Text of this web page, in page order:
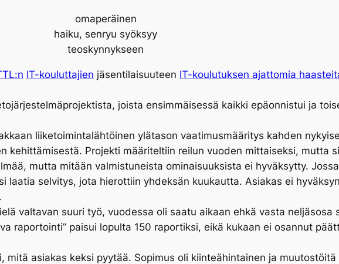
omaperäinen
haiku, senryu syöksyy
teoskynnykseen
IT-kouluttajien jäsentilaisuuteen IT-koulutuksen ajattomia
joista ensimmäisessä kaikki epäonnistui ja
liiketoimintalähtöinen ylätason vaatimusmääritys kahden
kehittämisestä. Projekti määriteltiin reilun vuoden mittaiseksi, mutta
mutta mitään valmistuneista ominaisuuksista ei hyväksytty.
laatia selvitys, jota hierottiin yhdeksän kuukautta. Asiakas ei
valtavan suuri työ, vuodessa oli saatu aikaan ehkä vasta neljäsosa
raportointi” paisui lopulta 150 raportiksi, eikä kukaan ei osannut
mitä asiakas keksi pyytää. Sopimus oli kiinteähintainen ja muutostöitä